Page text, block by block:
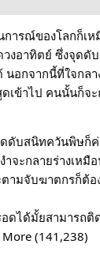
ารณ์ของโลกก็เ
อาทิตย์ ซึ่งจุดดับ
นอกจากนี้ที่ใจกล
เข้าไป คนนั้นก็จ
บสนิทควันพิษก็ค่
จะกลายร่างเห
ามจับฆาตกรก็ต้อ
อดได้มั้ยสามารถ
More (141,238)